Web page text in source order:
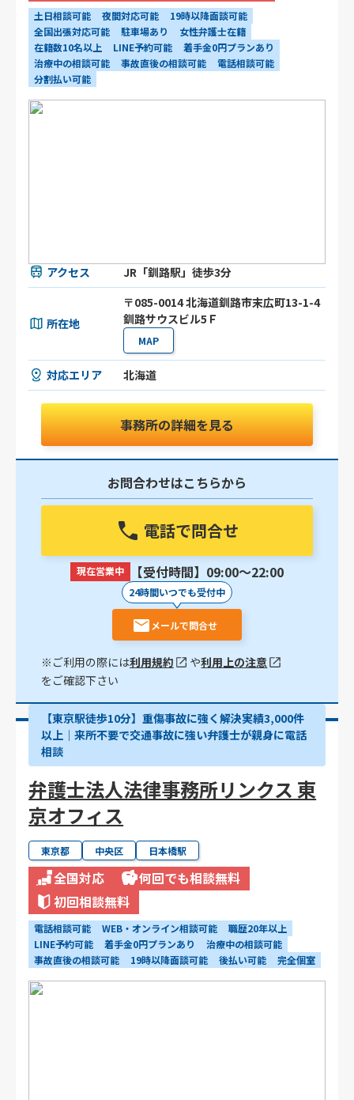
土日相談可能 夜間対応可能
19時以降面談可能
全国出張対応可能
駐車場あり
女性弁護士在籍
在籍数10名以上
LINE予約可能
着手金0円プランあり
治療中の相談可能
事故直後の相談可能
電話相談可能
分割払い可能
アクセス JR「釧路駅」徒歩3分
所在地
〒085-0014 北海道釧路市末広町13-1-4
釧路サウスビル5Ｆ
MAP
対応エリア 北海道
事務所の詳細を見る
お問合わせはこちらから
電話で問合せ
現在営業中 【受付時間】09:00〜22:00
24時間いつでも受付中
メールで問合せ
※ご利用の際には利用規約 や利用上の注意
をご確認下さい
【東京駅徒歩10分】重傷事故に強く解決実績3,000件
以上│来所不要で交通事故に強い弁護士が親身に電話
相談
弁護士法人法律事務所リンクス 東
京オフィス
東京都 中央区 日本橋駅
全国対応
何回でも相談無料
初回相談無料
電話相談可能 WEB・オンライン相談可能
職歴20年以上
LINE予約可能
着手金0円プランあり
治療中の相談可能
事故直後の相談可能
19時以降面談可能 後払い可能 完全個室